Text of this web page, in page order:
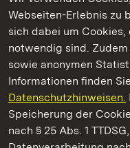
Webseiten-Erlebnis zu
sich dabei um
notwendig sind.
sowie anonymen
Informationen finden
Datenschutzhinweisen.
Speicherung der
nach § 25 Abs. 1
Kommen. Staunen.
Residenzschloss Rastatt
Staatliche Schlösser